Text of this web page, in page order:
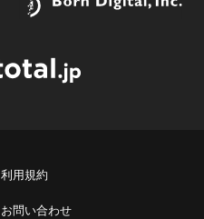
利用規約
お問い合わせ